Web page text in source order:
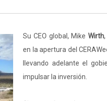
Su CEO global, Mike Wirth
en la apertura del
llevando adelante el
impulsar la inversión.